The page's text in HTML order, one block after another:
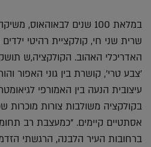
במלאת 100 שנים
שרית שני חי, קולקציית רהיטי ילדים
האדריכלי האהוב. הקולקציה,ש תושק
'צבע טרי', קושרת בין גוני האפור
עיצובית הנעה בין האמורפי
בקולקציה משולבות צורות מוכרות
אסתטיים קיימים. "כמעצבת רב
ברחובות העיר הלבנה, הרגשתי